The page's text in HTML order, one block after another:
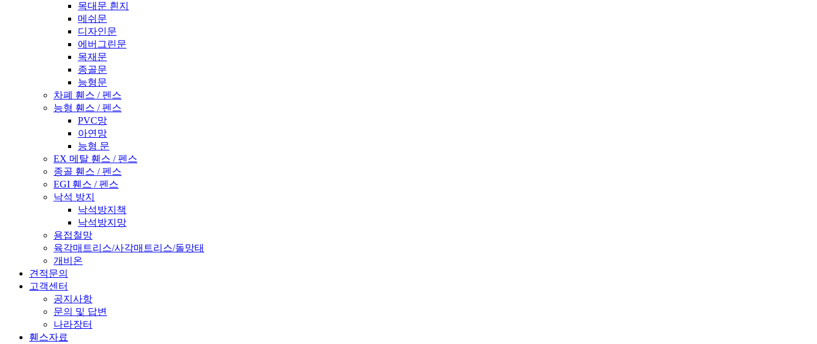
목대문 흰지
메쉬문
디자인문
에버그린문
목재문
종골문
능형문
차폐 휀스 / 펜스
능형 휀스 / 펜스
PVC망
아연망
능형 문
EX 메탈 휀스 / 펜스
종골 휀스 / 펜스
EGI 휀스 / 펜스
낙석 방지
낙석방지책
낙석방지망
용접철망
육각매트리스/사각매트리스/돌망태
개비온
견적문의
고객센터
공지사항
문의 및 답변
나라장터
휀스자료